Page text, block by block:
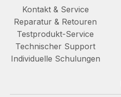
Kontakt & Service
Reparatur & Retouren
Testprodukt-Service
Technischer Support
Individuelle Schulungen